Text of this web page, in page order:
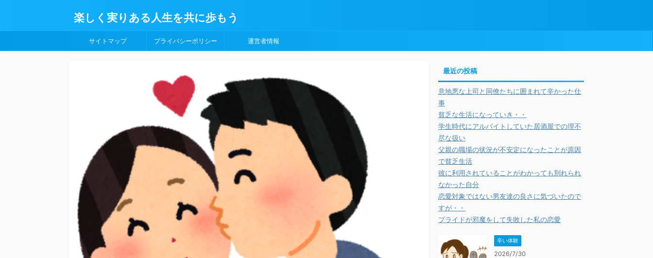
楽しく実りある人生を共に歩もう
サイトマップ プライバシーポリシー 運営者情報
最近の投稿
意地悪な上司と同僚たちに囲まれて辛かった仕
事
貧乏な生活になっていき・・
学生時代にアルバイトしていた居酒屋での理不
尽な扱い
父親の職場の状況が不安定になったことが原因
で貧乏生活
彼に利用されていることがわかっても別れられ
なかった自分
恋愛対象ではない男友達の良さに気づいたので
すが・・
プライドが邪魔をして失敗した私の恋愛
辛い体験
2026/7/30